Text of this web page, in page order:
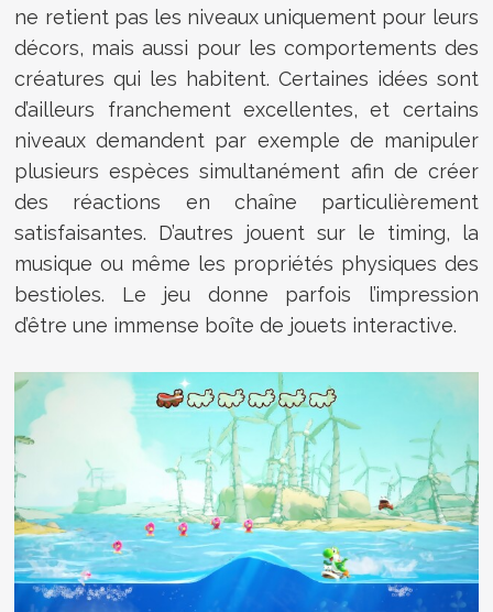
ne retient pas les niveaux uniquement pour leurs
décors, mais aussi pour les comportements des
créatures qui les habitent. Certaines idées sont
d’ailleurs franchement excellentes, et certains
niveaux demandent par exemple de manipuler
plusieurs espèces simultanément afin de créer
des réactions en chaîne particulièrement
satisfaisantes. D’autres jouent sur le timing, la
musique ou même les propriétés physiques des
bestioles. Le jeu donne parfois l’impression
d’être une immense boîte de jouets interactive.